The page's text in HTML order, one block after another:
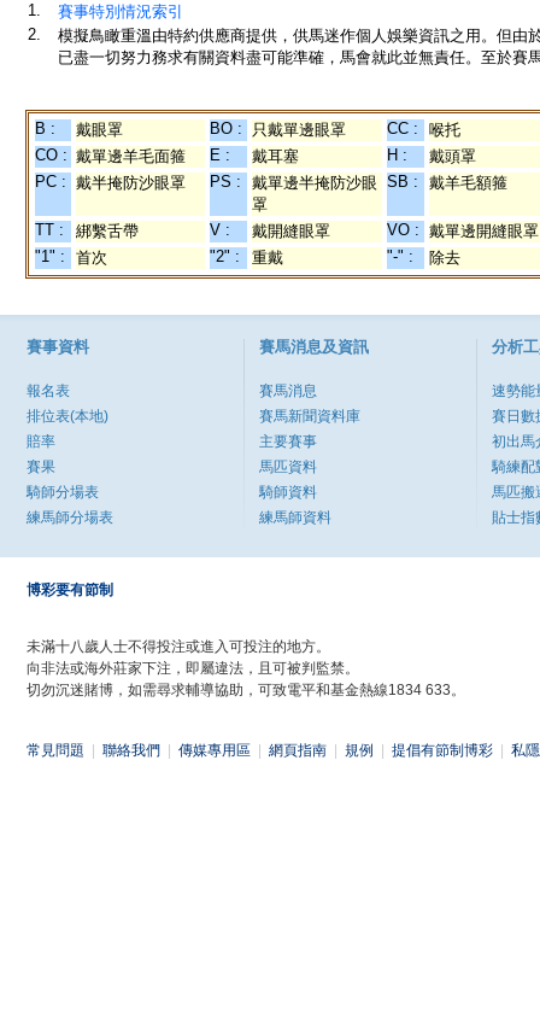
1.
賽事特別情況索引
2.
模擬鳥瞰重溫由特約供應商提供，供馬迷作個人娛樂資訊之用。但
已盡一切努力務求有關資料盡可能準確，馬會就此並無責任。至於賽
B : 戴眼罩 BO : 只戴單邊眼罩 CC :
喉托
CO : 戴單邊羊毛面箍 E : 戴耳塞 H :
戴頭罩
PC : 戴半掩防沙眼罩 PS :
戴單邊半掩防沙眼
罩
SB : 戴羊毛額箍
TT : 綁繫舌帶 V : 戴開縫眼罩 VO : 戴單邊開縫眼罩
"1" :
首次 "2" : 重戴 "-" : 除去
賽事資料
報名表
排位表(本地)
賠率
賽果
騎師分場表
練馬師分場表
賽馬消息及資訊
賽馬消息
賽馬新聞資料庫
主要賽事
馬匹資料
騎師資料
練馬師資料
分析
速勢能
賽日數
初出馬
騎練配
馬匹搬
貼士指
博彩要有節制
未滿十八歲人士不得投注或進入可投注的地方。
向非法或海外莊家下注，即屬違法，且可被判監禁。
切勿沉迷賭博，如需尋求輔導協助，可致電平和基金熱線1834 633。
常見問題 聯絡我們 傳媒專用區 網頁指南 規例 提倡有節制博彩 私